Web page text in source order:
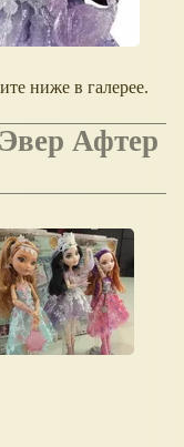
ниже в галерее.